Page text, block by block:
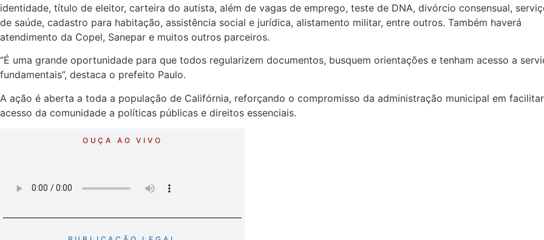
identidade, título de eleitor, carteira do autista, além de vagas de emprego, teste de DNA, divórcio consensual,
de saúde, cadastro para habitação, assistência social e jurídica, alistamento militar, entre outros. Também haverá
atendimento da Copel, Sanepar e muitos outros parceiros.
“É uma grande oportunidade para que todos regularizem documentos, busquem orientações e tenham acesso a
fundamentais”, destaca o prefeito Paulo.
A ação é aberta a toda a população de Califórnia, reforçando o compromisso da administração municipal em
acesso da comunidade a políticas públicas e direitos essenciais.
OUÇA AO VIVO